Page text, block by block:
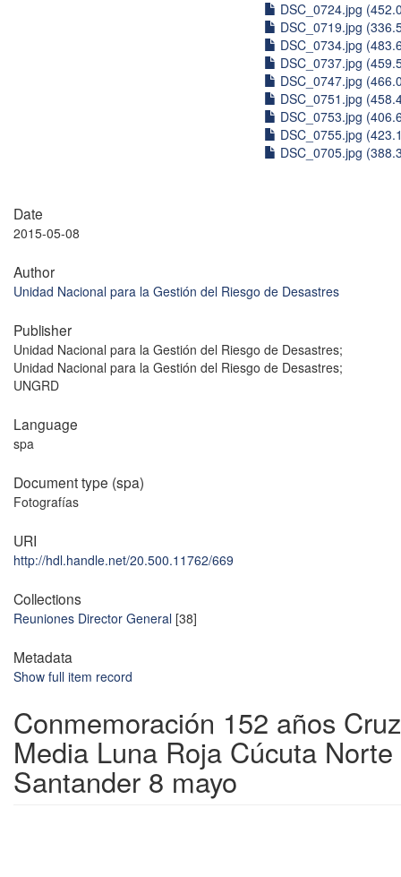
DSC_0724.jpg
DSC_0719.jpg
DSC_0734.jpg
DSC_0737.jpg
DSC_0747.jpg
DSC_0751.jpg
DSC_0753.jpg
DSC_0755.jpg
DSC_0705.jpg
Date
2015-05-08
Author
Unidad Nacional para la Gestión del Riesgo de Desastres
Publisher
Unidad Nacional para la Gestión del Riesgo de Desastres;
Unidad Nacional para la Gestión del Riesgo de Desastres;
UNGRD
Language
spa
Document type (spa)
Fotografías
URI
http://hdl.handle.net/20.500.11762/669
Collections
Reuniones Director General [38]
Metadata
Show full item record
Conmemoración 152 años
Media Luna Roja Cúcuta Norte
Santander 8 mayo